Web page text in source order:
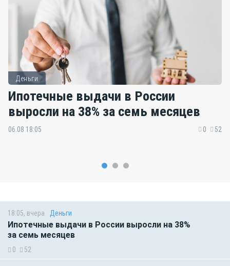
Деньги
Ипотечные выдачи в России
выросли на 38% за семь месяцев
06.08 18:05 0 52
18:05, вчера Деньги
Ипотечные выдачи в России выросли на 38%
за семь месяцев
0 52